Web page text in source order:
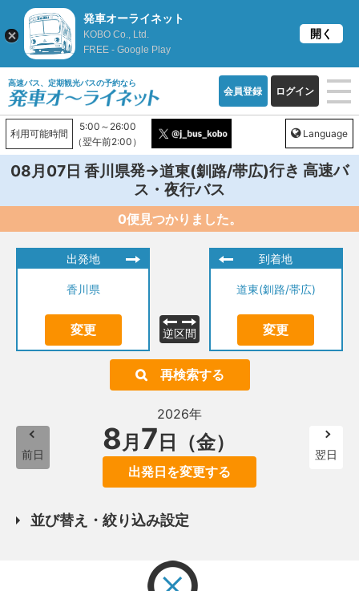
高速バス、定期観光バスの予約なら
会員登録 ログイン
利用可能時間
5:00～26:00
（翌午前2:00）
Language
08月07日 香川県発→道東(釧路/帯広)行き 高速バ
ス・夜行バス
0便見つかりました。
出発地
香川県
変更 逆区間
到着地
道東(釧路/帯広)
変更
再検索する
前日
2026年
8月 7 日（金）
出発日を変更する
翌日
並び替え・絞り込み設定
発車オーライネット
KOBO Co., Ltd.
FREE - Google Play
開く